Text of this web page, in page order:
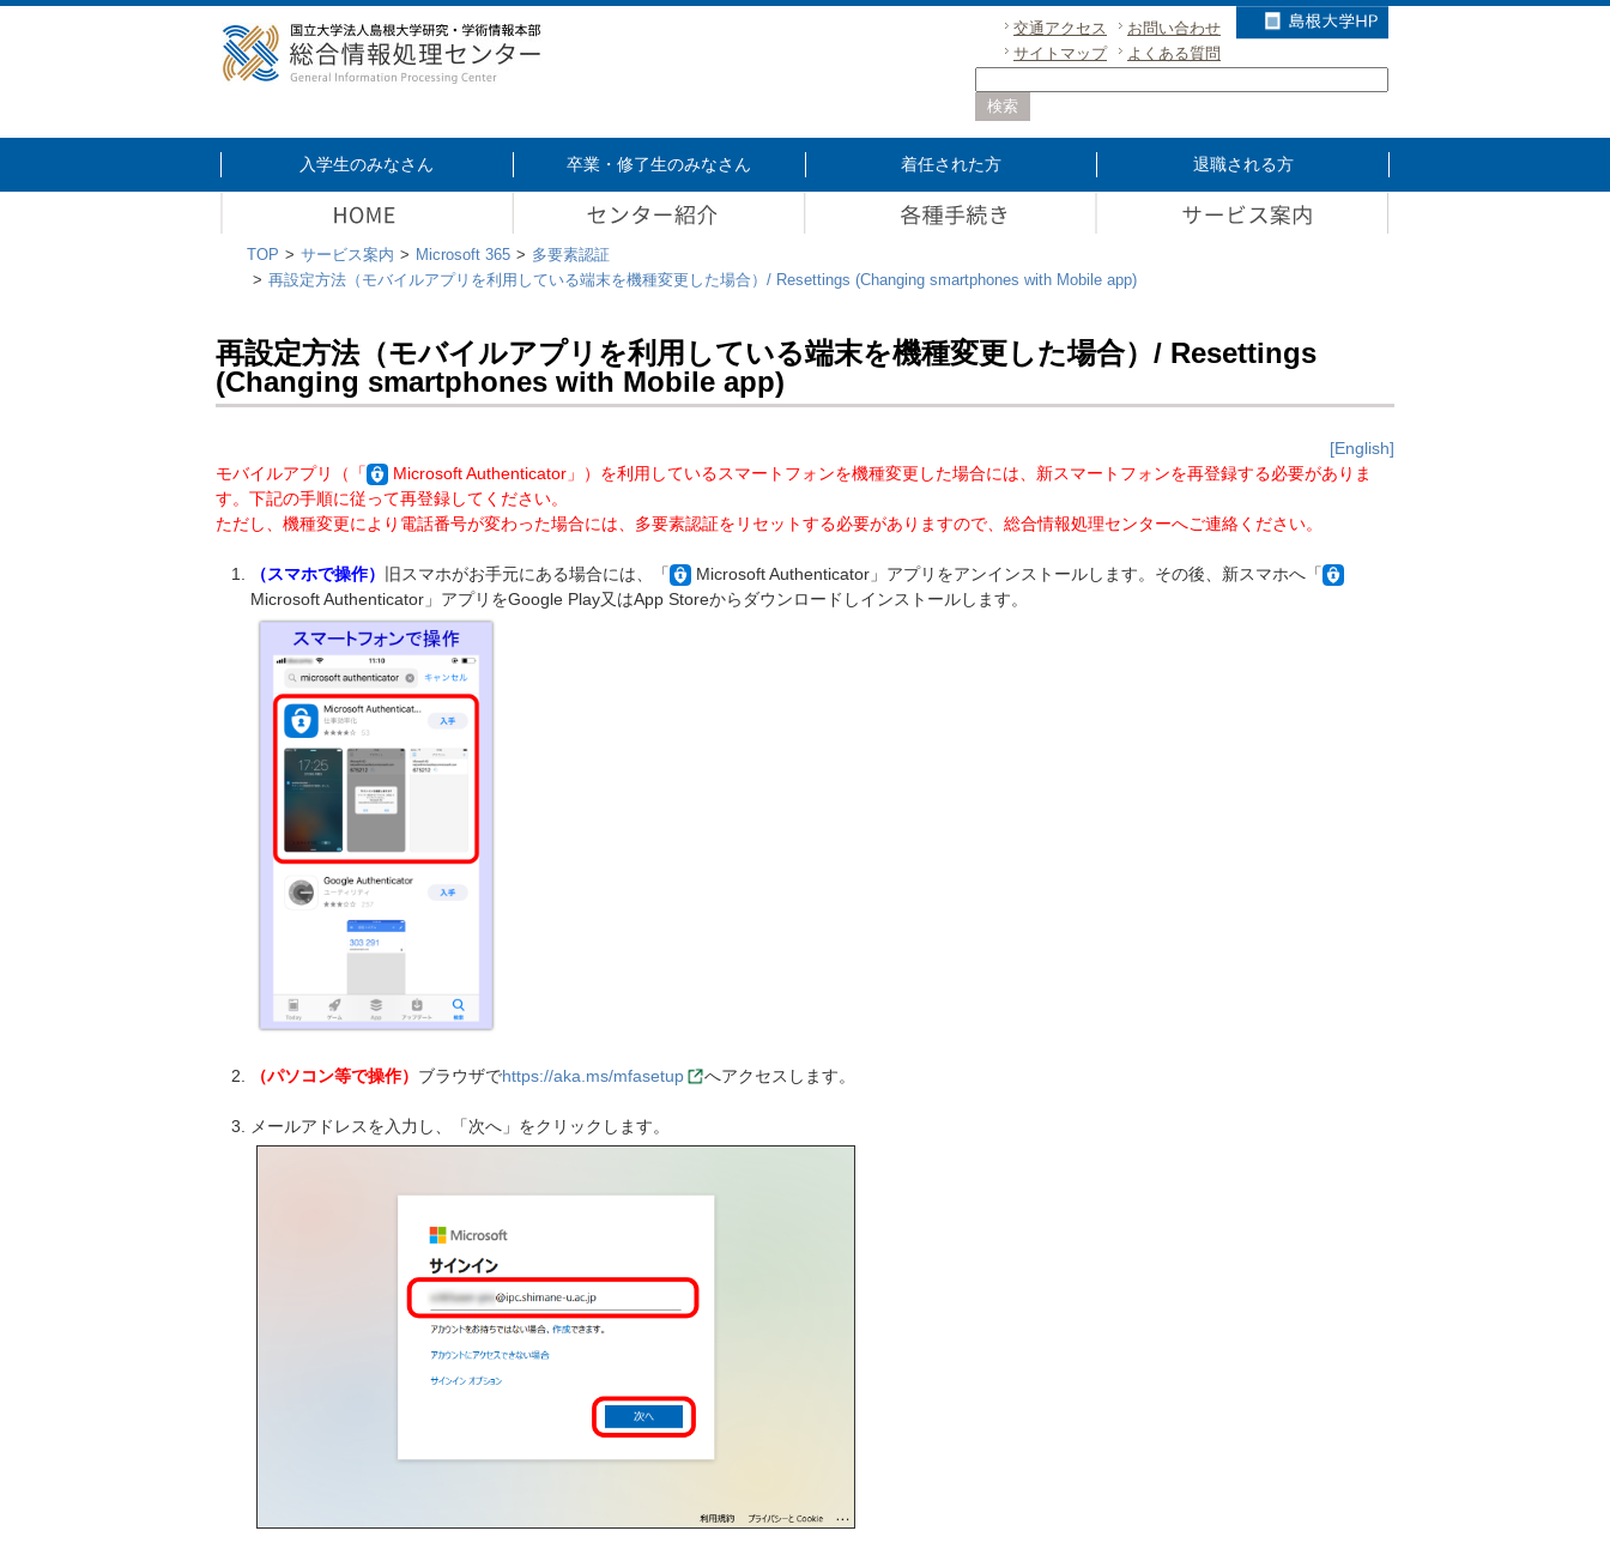
交通アクセス
お問い合わせ
サイトマップ
よくある質問
入学生のみなさん 卒業・修了生のみなさん 着任された方 退職される方
TOP サービス案内 Microsoft 365
多要素認証
再設定方法（モバイルアプリを利用している端末を機種変更した場合）/ Resettings (Changing smartphones with Mobile app)
再設定方法（モバイルアプリを利用している端末を機種変更した場合）/ Resettings
(Changing smartphones with Mobile app)
[English]
モバイルアプリ（「
Microsoft Authenticator」）を利用しているスマートフォンを機種変更した場合には、新スマートフォンを再登録する必要がありま
す。下記の手順に従って再登録してください。
ただし、機種変更により電話番号が変わった場合には、多要素認証をリセットする必要がありますので、総合情報処理センターへご連絡ください。
（スマホで操作） 旧スマホがお手元にある場合には、「
Microsoft Authenticator」アプリをアンインストールします。その後、新スマホへ「
Microsoft Authenticator」アプリをGoogle Play又はApp Storeからダウンロードしインストールします。
（パソコン等で操作） ブラウザでhttps://aka.ms/mfasetup へアクセスします。
メールアドレスを入力し、「次へ」をクリックします。